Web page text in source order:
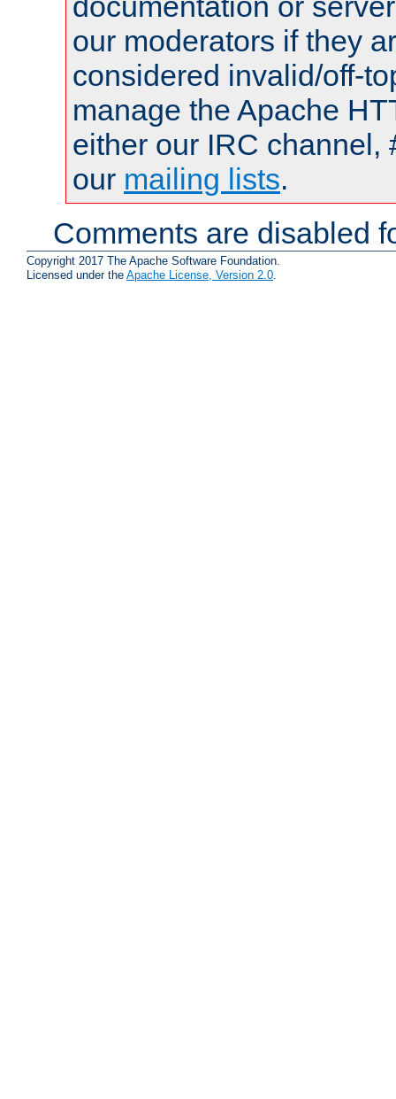
our moderators if they
considered invalid/off-
manage the Apache
either our IRC channel,
our mailing lists.
Comments are disabled
Copyright 2017 The Apache Software Foundation.
Licensed under the Apache License, Version 2.0